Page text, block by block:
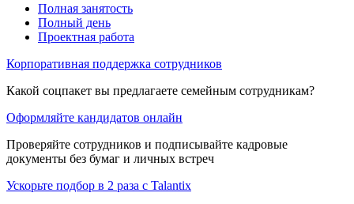
Полная занятость
Полный день
Проектная работа
Корпоративная поддержка сотрудников
Какой соцпакет вы предлагаете семейным сотрудникам?
Оформляйте кандидатов онлайн
Проверяйте сотрудников и подписывайте кадровые
документы без бумаг и личных встреч
Ускорьте подбор в 2 раза с Talantix